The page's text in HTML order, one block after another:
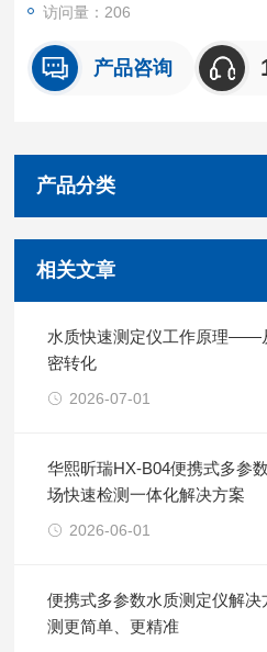
访问量：206
产品咨询
产品分类
相关文章
水质快速测定仪工作原理——
密转化
2026-07-01
华熙昕瑞HX-B04便携式多参
场快速检测一体化解决方案
2026-06-01
便携式多参数水质测定仪解
测更简单、更精准